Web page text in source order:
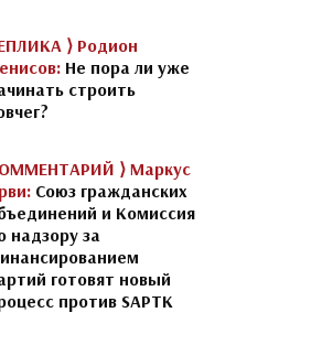
⟩ Родион
Не пора ли уже
строить
⟩ Маркус
Союз гражданских
и Комиссия
надзору за
готовят новый
против SAPTK